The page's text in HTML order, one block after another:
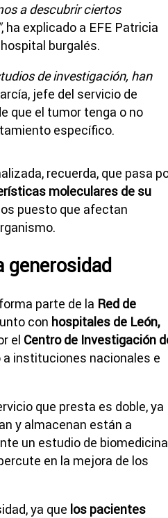
a descubrir ciertos
, ha explicado a EFE Patricia
burgalés.
de investigación, han
jefe del servicio de
que el tumor tenga o no
específico.
recuerda, que pasa
moleculares de su
puesto que afectan
generosidad
parte de la Red de
con hospitales de León,
el Centro de Investigación
instituciones nacionales e
que presta es doble, ya
y almacenan están a
un estudio de
en la mejora de los
ya que los pacientes